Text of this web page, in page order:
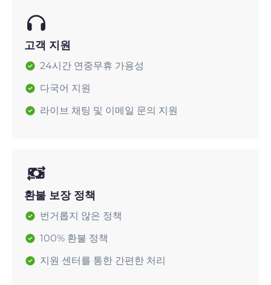
고객 지원
24시간 연중무휴 가용성
다국어 지원
라이브 채팅 및 이메일 문의 지원
환불 보장 정책
번거롭지 않은 정책
100% 환불 정책
지원 센터를 통한 간편한 처리